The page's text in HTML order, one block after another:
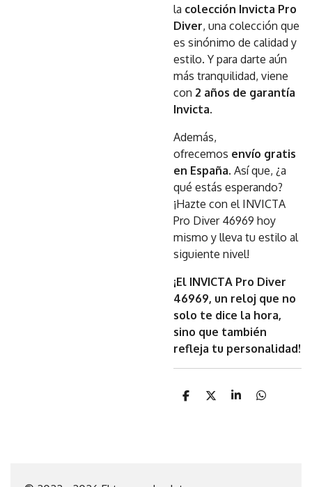
la colección Invicta Pro
Diver, una colección que
es sinónimo de calidad y
estilo. Y para darte aún
más tranquilidad, viene
con 2 años de garantía
Invicta.
Además,
ofrecemos envío gratis
en España. Así que, ¿a
qué estás esperando?
¡Hazte con el INVICTA
Pro Diver 46969 hoy
mismo y lleva tu estilo al
siguiente nivel!
¡El INVICTA Pro Diver
46969, un reloj que no
solo te dice la hora,
sino que también
refleja tu personalidad!
C
C
C
C